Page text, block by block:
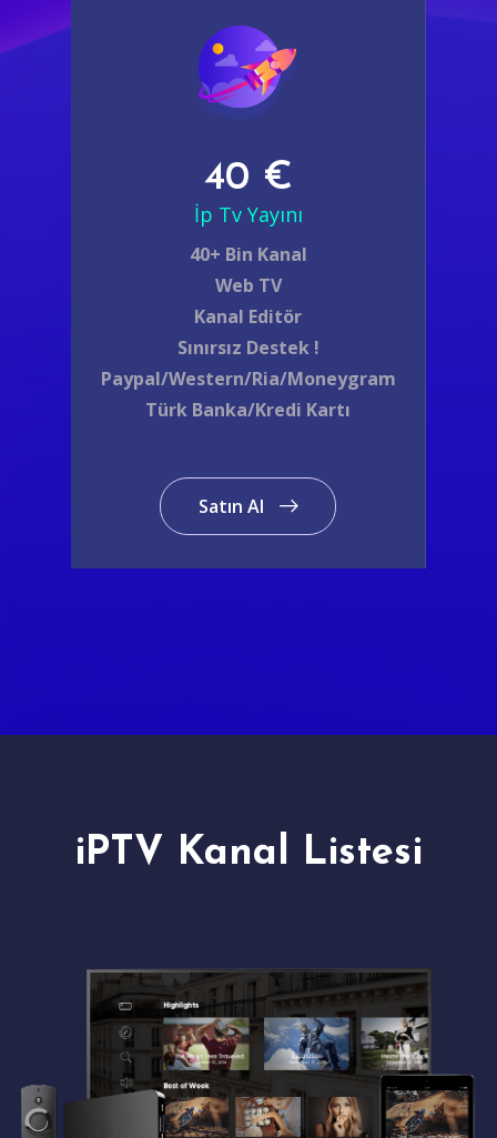
40 €
İp Tv Yayını
40+ Bin Kanal
Web TV
Kanal Editör
Sınırsız Destek !
Paypal/Western/Ria/Moneygram
Türk Banka/Kredi Kartı
Satın Al
iPTV Kanal Listesi